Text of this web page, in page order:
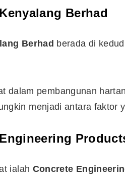
Berhad
Berhad berada di
dalam pembangunan
menjadi antara faktor
ialah Concrete